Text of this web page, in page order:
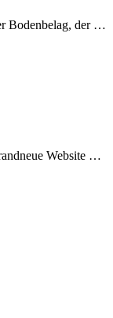
Bodenbelag, der …
Website …